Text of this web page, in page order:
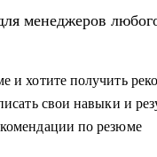
менеджеров
и хотите получить
свои навыки и
по резюме